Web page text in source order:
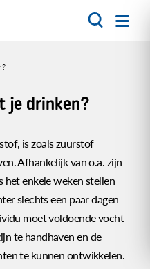
je drinken?
is zoals zuurstof
Afhankelijk van o.a. zijn
het enkele weken stellen
slechts een paar dagen
moet voldoende vocht
te handhaven en de
te kunnen ontwikkelen.